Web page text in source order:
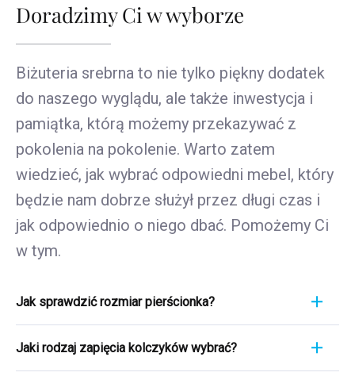
Doradzimy Ci w wyborze
Biżuteria srebrna to nie tylko piękny dodatek
do naszego wyglądu, ale także inwestycja i
pamiątka, którą możemy przekazywać z
pokolenia na pokolenie. Warto zatem
wiedzieć, jak wybrać odpowiedni mebel, który
będzie nam dobrze służył przez długi czas i
jak odpowiednio o niego dbać. Pomożemy Ci
w tym.
Jak sprawdzić rozmiar pierścionka?
poznać jego rozmiar, weź linijkę i przyłóż ją
bezpośrednio do pierścionka, który aktualnie
Jaki rodzaj zapięcia kolczyków wybrać?